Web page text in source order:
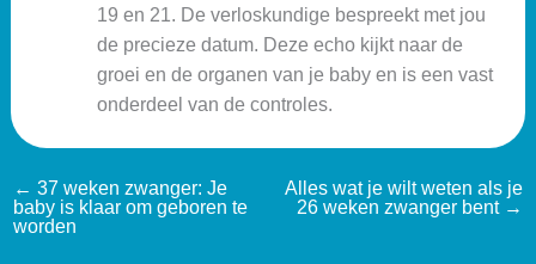
19 en 21. De verloskundige bespreekt met jou
de precieze datum. Deze echo kijkt naar de
groei en de organen van je baby en is een vast
onderdeel van de controles.
← 37 weken zwanger: Je
baby is klaar om geboren te
worden
Alles wat je wilt weten als je
26 weken zwanger bent →